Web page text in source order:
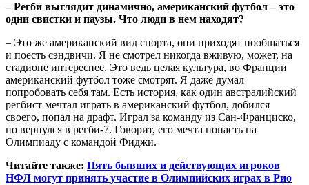
– Регби выглядит динамично, американский футбол – это
одни свистки и паузы. Что люди в нем находят?
– Это же американский вид спорта, они приходят пообщаться
и поесть сэндвичи. Я не смотрел никогда вживую, может, на
стадионе интереснее. Это ведь целая культура, во Франции
американский футбол тоже смотрят. Я даже думал
попробовать себя там. Есть история, как один австралийский
регбист мечтал играть в американский футбол, добился
своего, попал на драфт. Играл за команду из Сан-Франциско,
но вернулся в регби-7. Говорит, его мечта попасть на
Олимпиаду с командой Фиджи.
Читайте также: Пять бывших и действующих игроков
НФЛ могут принять участие в Олимпийских играх в Рио